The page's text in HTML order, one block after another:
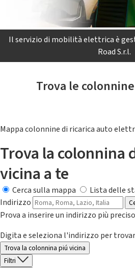
Il servizio di mobilità elettrica è
Road S.r.l.
Trova le
Mappa colonnine di ricarica auto
Trova la colonnina
vicina a te
Cerca sulla mappa
Lista delle
Indirizzo
Prova a inserire un indirizzo più
Digita e seleziona l'indirizzo per
Trova la colonnina piú vicina
Filtri